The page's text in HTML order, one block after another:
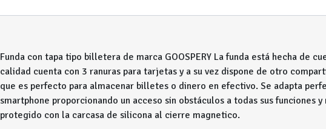
Funda con tapa tipo billetera de marca GOOSPERY La funda está hecha de
calidad cuenta con 3 ranuras para tarjetas y a su vez dispone de otro
que es perfecto para almacenar billetes o dinero en efectivo. Se adapta
smartphone proporcionando un acceso sin obstáculos a todas sus funciones
protegido con la carcasa de silicona al cierre magnetico.